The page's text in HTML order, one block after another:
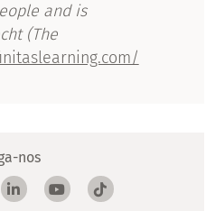
and is
(The
nos